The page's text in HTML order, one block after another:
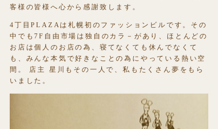
客様の皆様へ心から感謝致します。
4丁目PLAZAは札幌初のファッションビルです。その
中でも7F自由市場は独自のカラ－があり、ほとんどの
お店は個人のお店の為、寝てなくても休んでなくて
も、みんな本気で好きなことの為にやっている熱い空
間。 店主 星川もその一人で、私もたくさん夢をもら
いました。